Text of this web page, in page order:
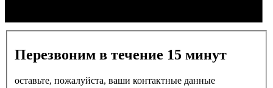
Перезвоним в течение 15 минут
оставьте, пожалуйста, ваши контактные данные